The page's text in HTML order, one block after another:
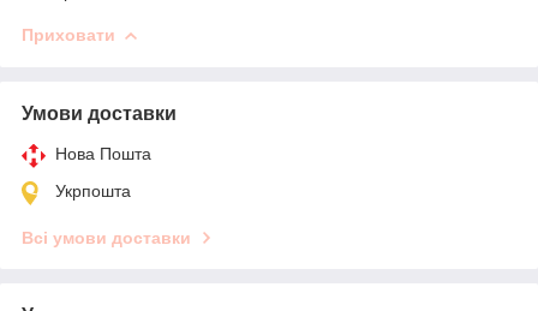
Приховати
Умови доставки
Нова Пошта
Укрпошта
Всі умови доставки